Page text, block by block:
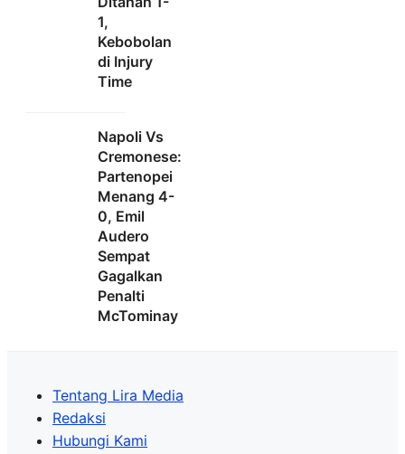
1,
Kebobolan
di Injury
Time
Napoli Vs
Cremonese:
Partenopei
Menang 4-
0, Emil
Audero
Sempat
Gagalkan
Penalti
McTominay
Tentang Lira Media
Redaksi
Hubungi Kami